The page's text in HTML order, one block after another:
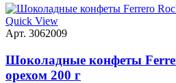
Quick View
Арт. 3062009
Шоколадные конфеты
орехом 200 г